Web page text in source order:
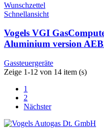
Wunschzettel
Schnellansicht
Vogels VGI
Aluminium version
Gassteuergeräte
Zeige 1-12 von 14 item (s)
1
2
Nächster